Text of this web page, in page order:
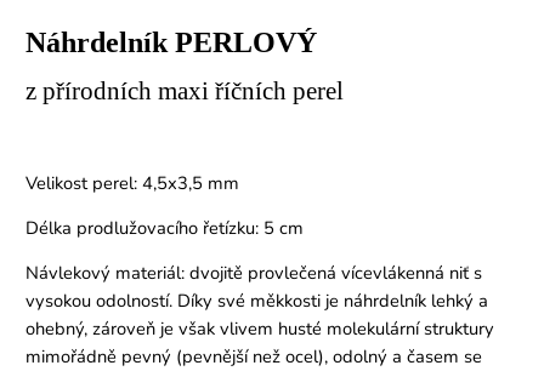
Náhrdelník PERLOVÝ
z přírodních maxi říčních perel
Velikost perel: 4,5x3,5 mm
Délka prodlužovacího řetízku: 5 cm
Návlekový materiál: dvojitě provlečená vícevlákenná niť s
vysokou odolností. Díky své měkkosti je náhrdelník lehký a
ohebný, zároveň je však vlivem husté molekulární struktury
mimořádně pevný (pevnější než ocel), odolný a časem se